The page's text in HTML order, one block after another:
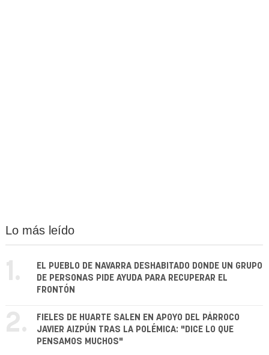
Lo más leído
1.
EL PUEBLO DE NAVARRA DESHABITADO DONDE UN GRUPO
DE PERSONAS PIDE AYUDA PARA RECUPERAR EL
FRONTÓN
2.
FIELES DE HUARTE SALEN EN APOYO DEL PÁRROCO
JAVIER AIZPÚN TRAS LA POLÉMICA: "DICE LO QUE
PENSAMOS MUCHOS"